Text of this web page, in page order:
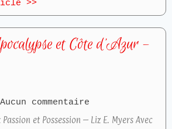
>>
et Côte d’Azur –
Aucun commentaire
et Possession – Liz E. Myers Avec